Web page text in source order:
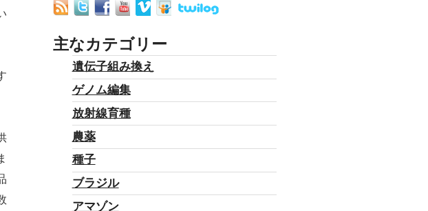
主なカテゴリー
遺伝子組み換え
ゲノム編集
放射線育種
農薬
種子
ブラジル
アマゾン